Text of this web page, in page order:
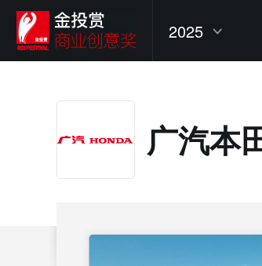
2025
广汽本